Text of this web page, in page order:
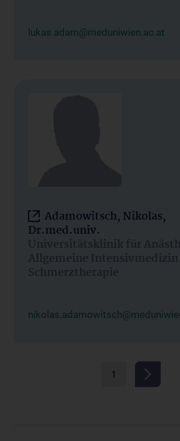
lukas.adam@meduniwien.ac.at
Adamowitsch, Nikolas,
Dr.med.univ.
Universitätsklinik für
Allgemeine Intensivmedizin
Schmerztherapie
1